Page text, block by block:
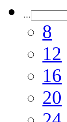
…
8
12
16
20